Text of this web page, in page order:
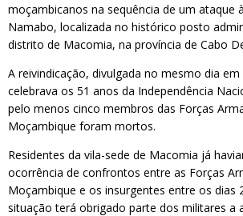
moçambicanos na sequência de um ataque
Namabo, localizada no histórico posto
distrito de Macomia, na província de Cabo
A reivindicação, divulgada no mesmo dia
celebrava os 51 anos da Independência
pelo menos cinco membros das Forças
Moçambique foram mortos.
Residentes da vila-sede de Macomia já
ocorrência de confrontos entre as Forças
Moçambique e os insurgentes entre os dias
situação terá obrigado parte dos militares a